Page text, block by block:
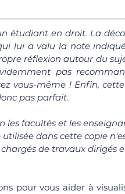
étudiant en droit. La
lui a valu la note
réflexion autour du
pas
vous-même ! Enfin,
pas parfait.
les facultés et les
dans cette copie
de travaux dirigés
pour vous aider à